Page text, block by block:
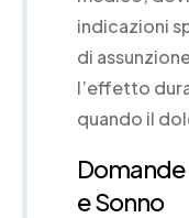
indicazioni
di
l’effetto
quando il
e Sonno